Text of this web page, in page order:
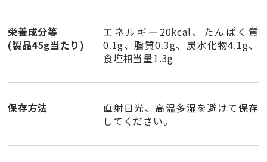
栄養成分等
(製品45g当たり)
エネルギー20kcal、たんぱく質
0.1g、脂質0.3g、炭水化物4.1g、
食塩相当量1.3g
保存方法
直射日光、高温多湿を避けて保存
してください。